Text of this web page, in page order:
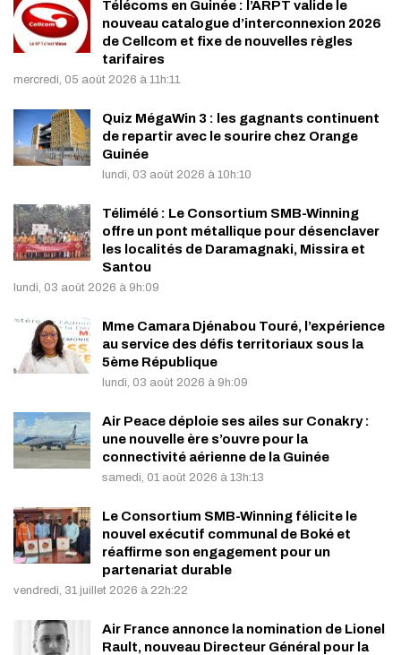
Télécoms en Guinée : l’ARPT valide le
nouveau catalogue d’interconnexion 2026
de Cellcom et fixe de nouvelles règles
tarifaires
mercredi, 05 août 2026 à 11h:11
Quiz MégaWin 3 : les gagnants continuent
de repartir avec le sourire chez Orange
Guinée
lundi, 03 août 2026 à 10h:10
Télimélé : Le Consortium SMB-Winning
offre un pont métallique pour désenclaver
les localités de Daramagnaki, Missira et
Santou
lundi, 03 août 2026 à 9h:09
Mme Camara Djénabou Touré, l’expérience
au service des défis territoriaux sous la
5ème République
lundi, 03 août 2026 à 9h:09
Air Peace déploie ses ailes sur Conakry :
une nouvelle ère s’ouvre pour la
connectivité aérienne de la Guinée
samedi, 01 août 2026 à 13h:13
Le Consortium SMB-Winning félicite le
nouvel exécutif communal de Boké et
réaffirme son engagement pour un
partenariat durable
vendredi, 31 juillet 2026 à 22h:22
Air France annonce la nomination de Lionel
Rault, nouveau Directeur Général pour la